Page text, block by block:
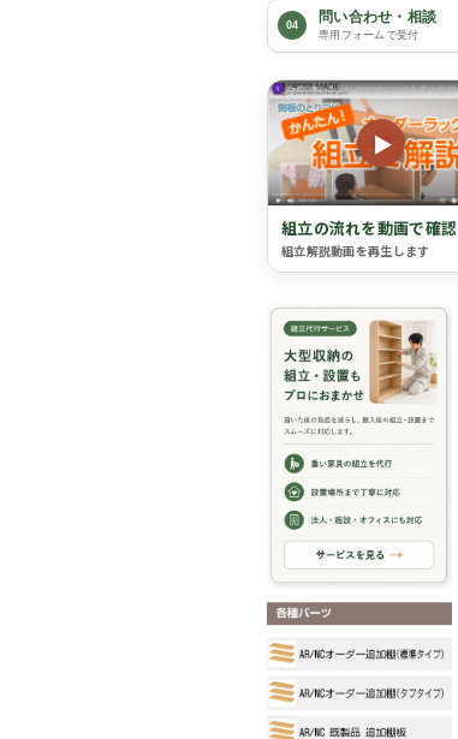
04 問い合わせ・相談
専用フォームで受付
▶
組立の流れを動画で確認
組立解説動画を再生します